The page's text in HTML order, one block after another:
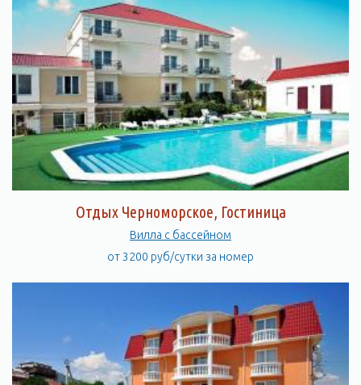
Отдых Черноморское, Гостиница
Вилла с бассейном
от 3200 руб/сутки за номер